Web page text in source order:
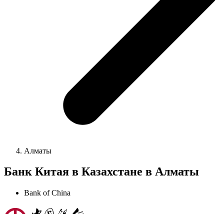
Алматы
Банк Китая в Казахстане в Алматы
Bank of China